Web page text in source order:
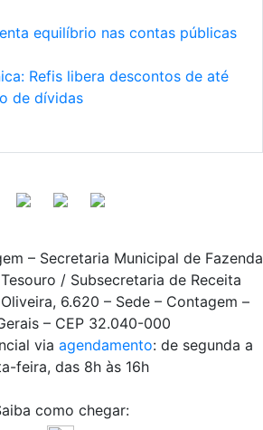
equilíbrio nas contas públicas
Refis libera descontos de até
de dívidas
– Secretaria Municipal de Fazenda
/ Subsecretaria de Receita
6.620 – Sede – Contagem –
– CEP 32.040-000
via agendamento: de segunda a
feira, das 8h às 16h
como chegar: